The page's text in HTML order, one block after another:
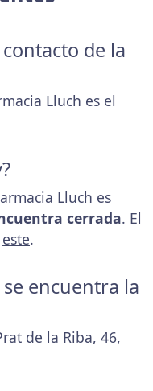
de la
Lluch es el
Lluch es
cerrada. El
este.
encuentra la
de la Riba, 46,